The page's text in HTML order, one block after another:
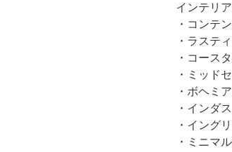
インテリ
・コンテ
・ラステ
・コース
・ミッド
・ボヘミ
・インダ
・イング
・ミニマ